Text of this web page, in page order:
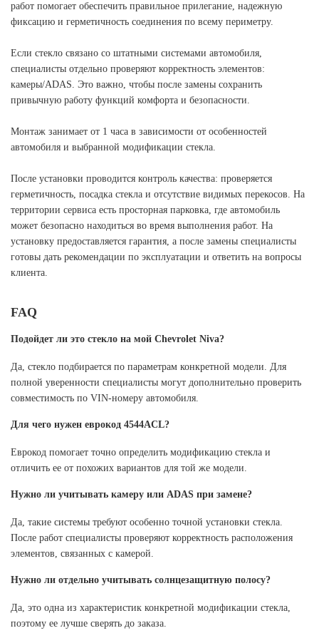
работ помогает обеспечить правильное прилегание, надежную
фиксацию и герметичность соединения по всему периметру.
Если стекло связано со штатными системами автомобиля,
специалисты отдельно проверяют корректность элементов:
камеры/ADAS. Это важно, чтобы после замены сохранить
привычную работу функций комфорта и безопасности.
Монтаж занимает от 1 часа в зависимости от особенностей
автомобиля и выбранной модификации стекла.
После установки проводится контроль качества: проверяется
герметичность, посадка стекла и отсутствие видимых перекосов. На
территории сервиса есть просторная парковка, где автомобиль
может безопасно находиться во время выполнения работ. На
установку предоставляется гарантия, а после замены специалисты
готовы дать рекомендации по эксплуатации и ответить на вопросы
клиента.
FAQ
Подойдет ли это стекло на мой Chevrolet Niva?
Да, стекло подбирается по параметрам конкретной модели. Для
полной уверенности специалисты могут дополнительно проверить
совместимость по VIN-номеру автомобиля.
Для чего нужен еврокод 4544ACL?
Еврокод помогает точно определить модификацию стекла и
отличить ее от похожих вариантов для той же модели.
Нужно ли учитывать камеру или ADAS при замене?
Да, такие системы требуют особенно точной установки стекла.
После работ специалисты проверяют корректность расположения
элементов, связанных с камерой.
Нужно ли отдельно учитывать солнцезащитную полосу?
Да, это одна из характеристик конкретной модификации стекла,
поэтому ее лучше сверять до заказа.